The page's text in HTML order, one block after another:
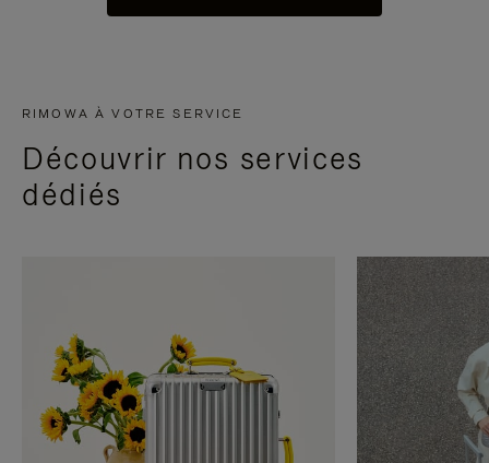
RIMOWA À VOTRE SERVICE
Découvrir nos services
dédiés